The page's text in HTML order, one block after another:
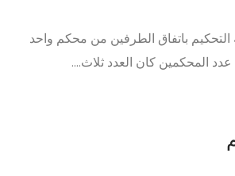
هيئة التحكيم باتفاق الطرفين من محكم واحد
عدد المحكمين كان العدد ثلاث....